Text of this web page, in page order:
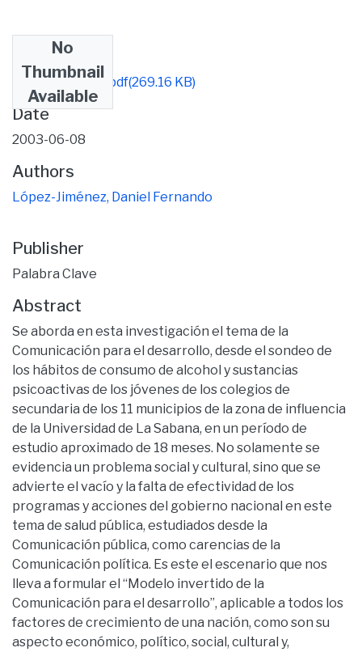
No
Thumbnail
Available
414-1955-1-PB.pdf(269.16 KB)
Date
2003-06-08
Authors
López-Jiménez, Daniel Fernando
Publisher
Palabra Clave
Abstract
Se aborda en esta investigación el tema de la
Comunicación para el desarrollo, desde el sondeo de
los hábitos de consumo de alcohol y sustancias
psicoactivas de los jóvenes de los colegios de
secundaria de los 11 municipios de la zona de influencia
de la Universidad de La Sabana, en un período de
estudio aproximado de 18 meses. No solamente se
evidencia un problema social y cultural, sino que se
advierte el vacío y la falta de efectividad de los
programas y acciones del gobierno nacional en este
tema de salud pública, estudiados desde la
Comunicación pública, como carencias de la
Comunicación política. Es este el escenario que nos
lleva a formular el “Modelo invertido de la
Comunicación para el desarrollo”, aplicable a todos los
factores de crecimiento de una nación, como son su
aspecto económico, político, social, cultural y,